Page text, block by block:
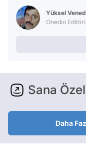
Yüksel
Onedio
Sana
Daha